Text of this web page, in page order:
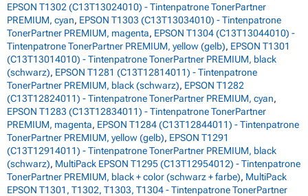
EPSON T1302 (C13T13024010) - Tintenpatrone TonerPartner
PREMIUM, cyan, EPSON T1303 (C13T13034010) - Tintenpatrone
TonerPartner PREMIUM, magenta, EPSON T1304 (C13T13044010) -
Tintenpatrone TonerPartner PREMIUM, yellow (gelb), EPSON T1301
(C13T13014010) - Tintenpatrone TonerPartner PREMIUM, black
(schwarz), EPSON T1281 (C13T12814011) - Tintenpatrone
TonerPartner PREMIUM, black (schwarz), EPSON T1282
(C13T12824011) - Tintenpatrone TonerPartner PREMIUM, cyan,
EPSON T1283 (C13T12834011) - Tintenpatrone TonerPartner
PREMIUM, magenta, EPSON T1284 (C13T12844011) - Tintenpatrone
TonerPartner PREMIUM, yellow (gelb), EPSON T1291
(C13T12914011) - Tintenpatrone TonerPartner PREMIUM, black
(schwarz), MultiPack EPSON T1295 (C13T12954012) - Tintenpatrone
TonerPartner PREMIUM, black + color (schwarz + farbe), MultiPack
EPSON T1301, T1302, T1303, T1304 - Tintenpatrone TonerPartner